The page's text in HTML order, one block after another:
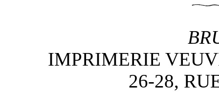
IMPRIMERIE
26-28,